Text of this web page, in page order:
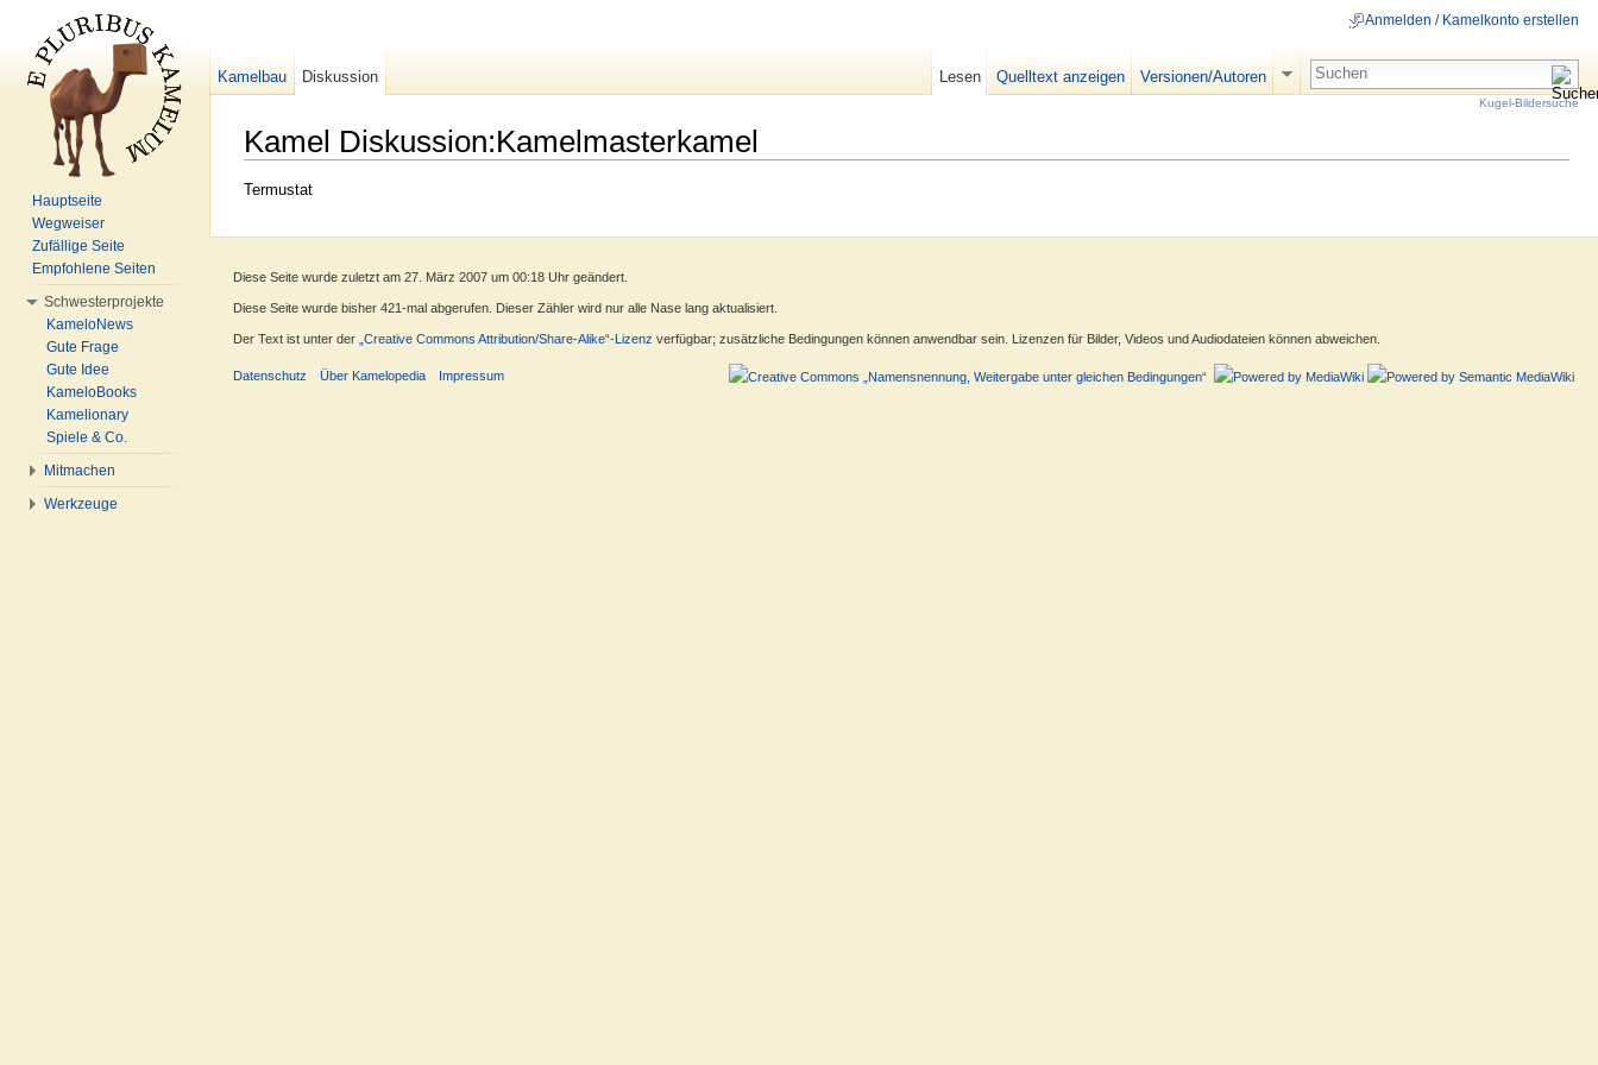
Kamel Diskussion:Kamelmasterkamel
Termustat
Anmelden / Kamelkonto erstellen
Kamelbau Diskussion Lesen Quelltext anzeigen Versionen/Autoren
Kugel-Bildersuche
Hauptseite
Wegweiser
Zufällige Seite
Empfohlene Seiten
Schwesterprojekte
KameloNews
Gute Frage
Gute Idee
KameloBooks
Kamelionary
Spiele & Co.
Mitmachen
Werkzeuge
Diese Seite wurde zuletzt am 27. März 2007 um 00:18 Uhr geändert.
Diese Seite wurde bisher 421-mal abgerufen. Dieser Zähler wird nur alle Nase lang aktualisiert.
Der Text ist unter der „Creative Commons Attribution/Share-Alike“-Lizenz verfügbar; zusätzliche Bedingungen können anwendbar sein. Lizenzen für Bilder, Videos und Audiodateien können abweichen.
Datenschutz Über Kamelopedia Impressum